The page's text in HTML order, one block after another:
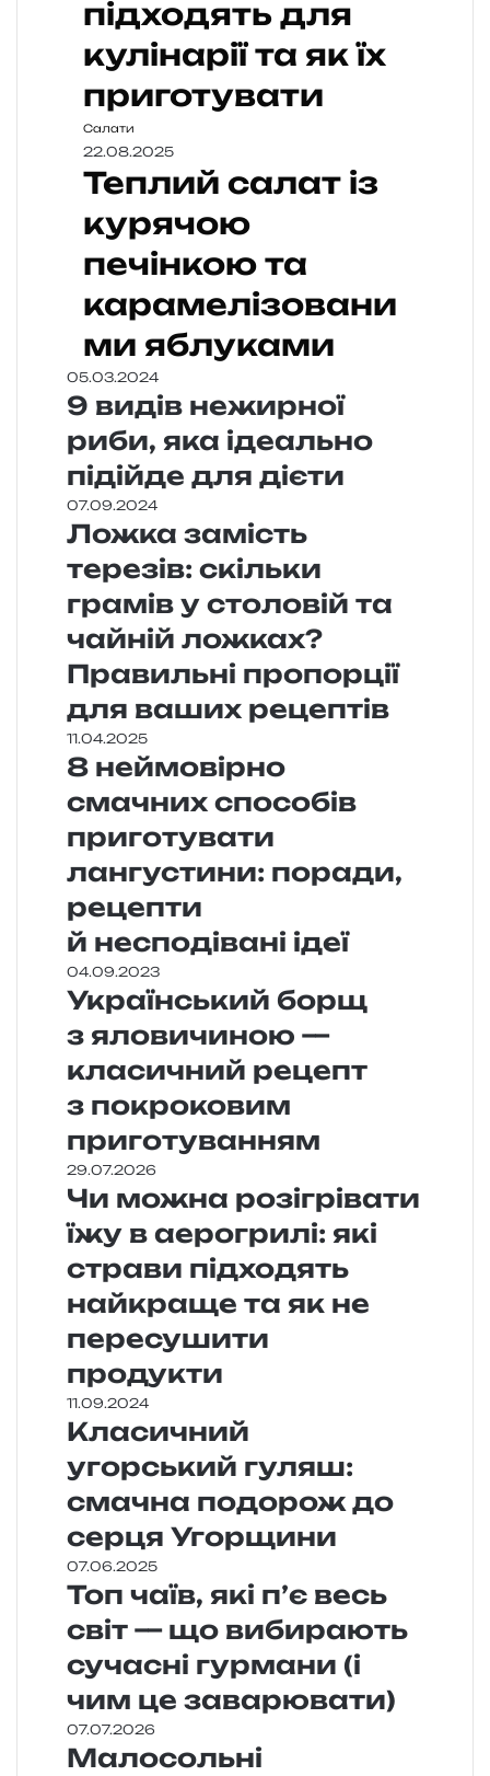
підходять для
кулінарії та як їх
приготувати
Салати
22.08.2025
Теплий салат із
курячою
печінкою та
карамелізовани
ми яблуками
05.03.2024
9 видів нежирної
риби, яка ідеально
підійде для дієти
07.09.2024
Ложка замість
терезів: скільки
грамів у столовій та
чайній ложках?
Правильні пропорції
для ваших рецептів
11.04.2025
8 неймовірно
смачних способів
приготувати
лангустини: поради,
рецепти
й несподівані ідеї
04.09.2023
Український борщ
з яловичиною —
класичний рецепт
з покроковим
приготуванням
29.07.2026
Чи можна розігрівати
їжу в аерогрилі: які
страви підходять
найкраще та як не
пересушити
продукти
11.09.2024
Класичний
угорський гуляш:
смачна подорож до
серця Угорщини
07.06.2025
Топ чаїв, які п’є весь
світ — що вибирають
сучасні гурмани (і
чим це заварювати)
07.07.2026
Малосольні